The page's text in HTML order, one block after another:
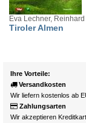
Eva Lechner,
Tiroler Almen
Ihre Vorteile:
Versandkosten
Wir liefern kostenlos ab
Zahlungsarten
Wir akzeptieren